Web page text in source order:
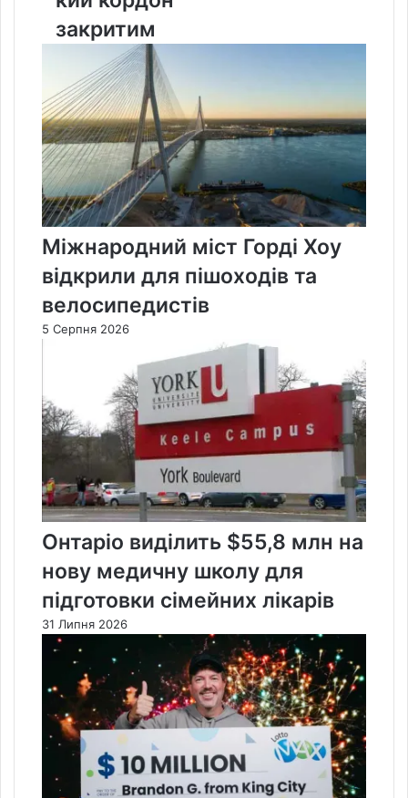
закритим
Міжнародний міст Горді Хоу
відкрили для пішоходів та
велосипедистів
5 Серпня 2026
Онтаріо виділить $55,8 млн на
нову медичну школу для
підготовки сімейних лікарів
31 Липня 2026